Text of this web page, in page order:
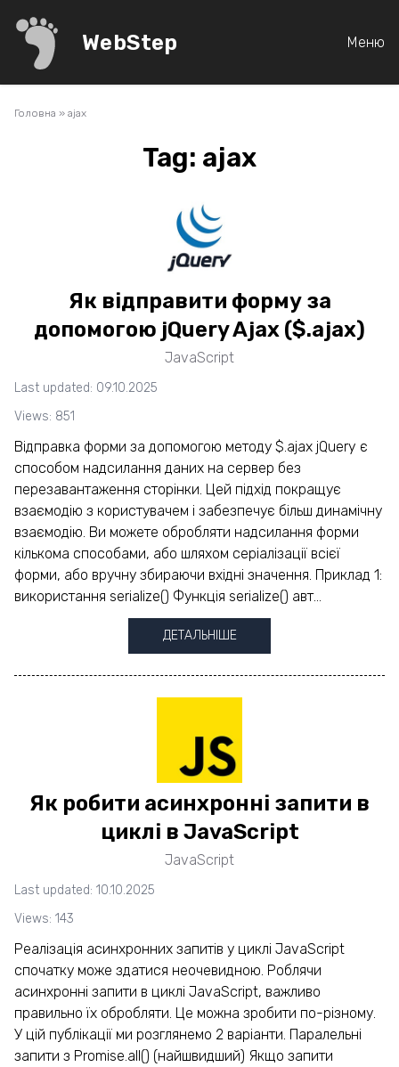
WebStep Меню
Головна » ajax
Tag: ajax
Як відправити форму за
допомогою jQuery Ajax ($.ajax)
JavaScript
Last updated: 09.10.2025
Views: 851
Відправка форми за допомогою методу $.ajax jQuery є
способом надсилання даних на сервер без
перезавантаження сторінки. Цей підхід покращує
взаємодію з користувачем і забезпечує більш динамічну
взаємодію. Ви можете обробляти надсилання форми
кількома способами, або шляхом серіалізації всієї
форми, або вручну збираючи вхідні значення. Приклад 1:
використання serialize() Функція serialize() авт...
ДЕТАЛЬНІШЕ
Як робити асинхронні запити в
циклі в JavaScript
JavaScript
Last updated: 10.10.2025
Views: 143
Реалізація асинхронних запитів у циклі JavaScript
спочатку може здатися неочевидною. Роблячи
асинхронні запити в циклі JavaScript, важливо
правильно їх обробляти. Це можна зробити по-різному.
У цій публікації ми розглянемо 2 варіанти. Паралельні
запити з Promise.all() (найшвидший) Якщо запити